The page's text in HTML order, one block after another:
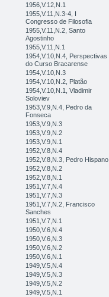
1956,V.12,N.1
1955,V.11,N.3-4, I
Congresso de Filosofia
1955,V.11,N.2, Santo
Agostinho
1955,V.11,N.1
1954,V.10,N.4, Perspectivas
do Curso Bracarense
1954,V.10,N.3
1954,V.10,N.2, Platão
1954,V.10,N.1, Vladimir
Soloviev
1953,V.9,N.4, Pedro da
Fonseca
1953,V.9,N.3
1953,V.9,N.2
1953,V.9,N.1
1952,V.8,N.4
1952,V.8,N.3, Pedro Hispano
1952,V.8,N.2
1952,V.8,N.1
1951,V.7,N.4
1951,V.7,N.3
1951,V.7,N.2, Francisco
Sanches
1951,V.7,N.1
1950,V.6,N.4
1950,V.6,N.3
1950,V.6,N.2
1950,V.6,N.1
1949,V.5,N.4
1949,V.5,N.3
1949,V.5,N.2
1949,V.5,N.1